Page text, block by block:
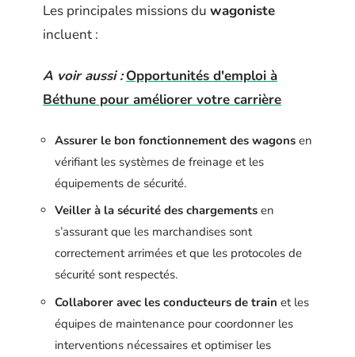
Les principales missions du wagoniste
incluent :
A voir aussi : Opportunités d'emploi à
Béthune pour améliorer votre carrière
Assurer le bon fonctionnement des wagons en
vérifiant les systèmes de freinage et les
équipements de sécurité.
Veiller à la sécurité des chargements en
s’assurant que les marchandises sont
correctement arrimées et que les protocoles de
sécurité sont respectés.
Collaborer avec les conducteurs de train et les
équipes de maintenance pour coordonner les
interventions nécessaires et optimiser les